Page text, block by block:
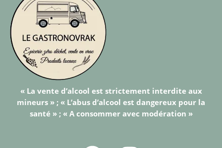
« La vente d’alcool est strictement interdite aux
mineurs » ; « L’abus d’alcool est dangereux pour la
santé » ; « A consommer avec modération »